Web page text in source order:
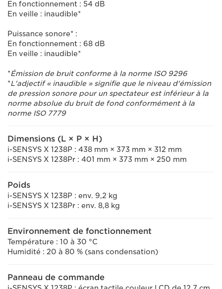
En fonctionnement : 54 dB
En veille : inaudible*
Puissance sonore* :
En fonctionnement : 68 dB
En veille : inaudible*
*Émission de bruit conforme à la norme ISO 9296
*L'adjectif « inaudible » signifie que le niveau d'émission
de pression sonore pour un spectateur est inférieur à la
norme absolue du bruit de fond conformément à la
norme ISO 7779
Dimensions (L × P × H)
i-SENSYS X 1238P : 438 mm × 373 mm × 312 mm
i-SENSYS X 1238Pr : 401 mm × 373 mm × 250 mm
Poids
i-SENSYS X 1238P : env. 9,2 kg
i-SENSYS X 1238Pr : env. 8,8 kg
Environnement de fonctionnement
Température : 10 à 30 °C
Humidité : 20 à 80 % (sans condensation)
Panneau de commande